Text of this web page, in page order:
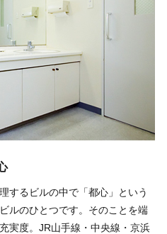
するビルの中で「都心」という
ルのひとつです。そのことを端
実度。JR山手線・中央線・京浜